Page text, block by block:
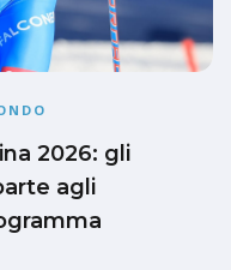
2026: gli
agli